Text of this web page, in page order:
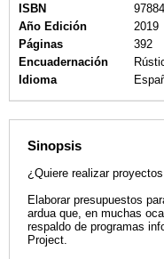
ISBN
Año Edición
2019
Páginas
392
Encuadernación
Idioma
Sinopsis
¿Quiere realizar
Elaborar presupuestos
ardua que, en muchas
respaldo de programas
Project.